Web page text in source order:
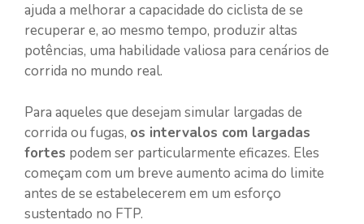
ajuda a melhorar a capacidade do ciclista de se
recuperar e, ao mesmo tempo, produzir altas
potências, uma habilidade valiosa para cenários de
corrida no mundo real.
Para aqueles que desejam simular largadas de
corrida ou fugas, os intervalos com largadas
fortes podem ser particularmente eficazes. Eles
começam com um breve aumento acima do limite
antes de se estabelecerem em um esforço
sustentado no FTP.